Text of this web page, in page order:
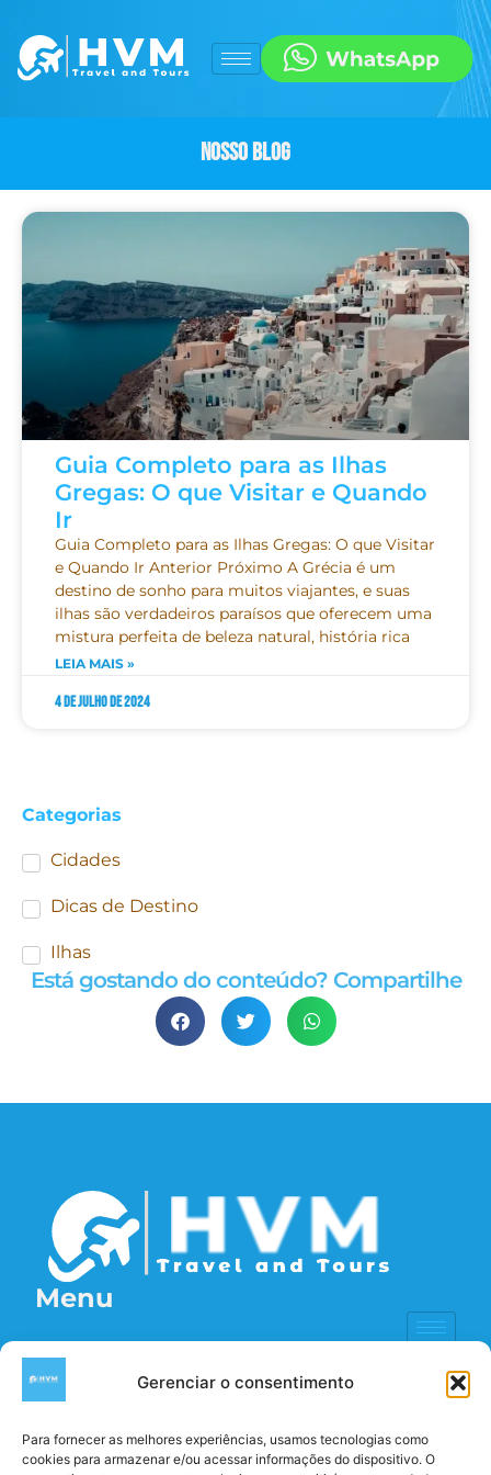
Gerenciar o consentimento
Para fornecer as melhores experiências, usamos tecnologias como
cookies para armazenar e/ou acessar informações do dispositivo. O
Nosso Blog
Guia Completo para as Ilhas
Gregas: O que Visitar e Quando
Ir
Guia Completo para as Ilhas Gregas: O que Visitar
e Quando Ir Anterior Próximo A Grécia é um
destino de sonho para muitos viajantes, e suas
ilhas são verdadeiros paraísos que oferecem uma
mistura perfeita de beleza natural, história rica
LEIA MAIS »
4 de julho de 2024
Categorias
Cidades
Dicas de Destino
Ilhas
Está gostando do conteúdo? Compartilhe
Menu
Contatos
(11) 93100-6769
Seg à Sexta 10:00 - 18:00